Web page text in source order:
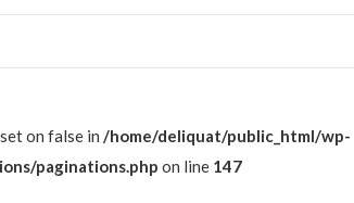
on false in /home/deliquat/public_html/wp-
paginations.php on line 147